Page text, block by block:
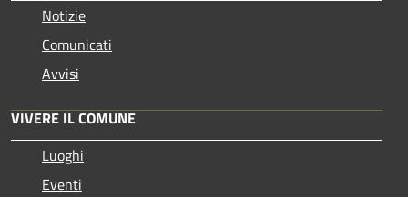
Notizie
Comunicati
Avvisi
VIVERE IL COMUNE
Luoghi
Eventi